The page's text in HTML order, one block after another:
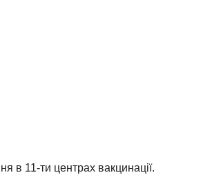
в 11-ти центрах вакцинації.